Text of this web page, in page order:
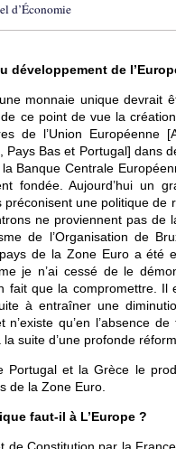
d’Économie
développement de
monnaie unique
ce point de vue la
de l’Union Européenne
Bas et Portugal] dans
Banque Centrale
fondée. Aujourd’hui un
une politique de
ne proviennent pas
de l’Organisation de
de la Zone Euro a été
je n’ai cessé de le
fait que la compromettre.
à entraîner une
n’existe qu’en l’absence
suite d’une profonde
Portugal et la Grèce le
de la Zone Euro.
faut-il à L’Europe ?